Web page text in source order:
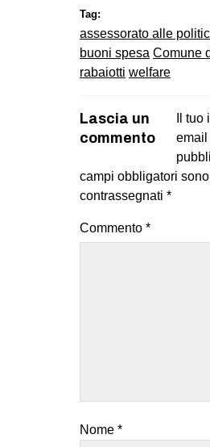
Tag:
assessorato alle
buoni spesa Comune
rabaiotti welfare
Lascia un
commento
Il
email
campi obbligatori sono
contrassegnati *
Commento *
Nome *